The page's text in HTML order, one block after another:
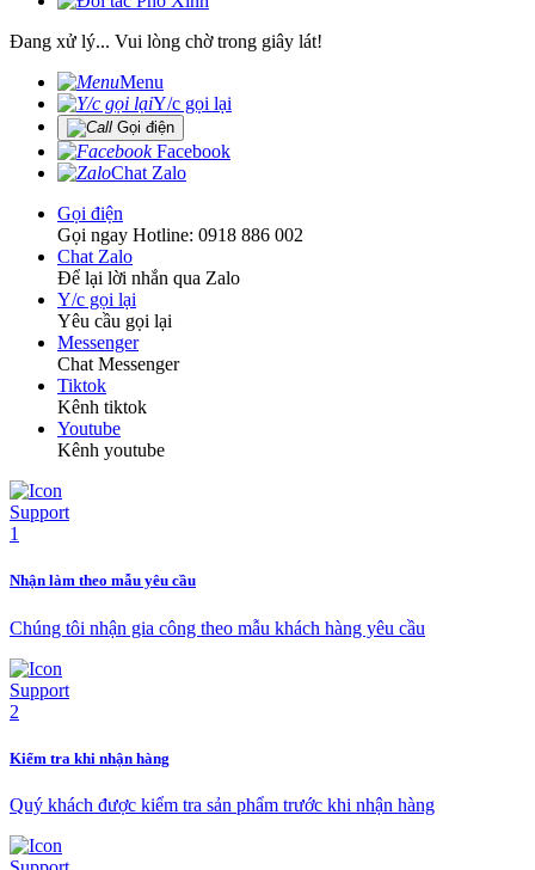
Đang xử lý... Vui lòng chờ trong giây lát!
Menu
Y/c gọi lại
Gọi điện
Facebook
Chat Zalo
Gọi điện
Gọi ngay Hotline: 0918 886 002
Chat Zalo
Để lại lời nhắn qua Zalo
Y/c gọi lại
Yêu cầu gọi lại
Messenger
Chat Messenger
Tiktok
Kênh tiktok
Youtube
Kênh youtube
Nhận làm theo mẫu yêu cầu
Chúng tôi nhận gia công theo mẫu khách hàng yêu cầu
Kiểm tra khi nhận hàng
Quý khách được kiểm tra sản phẩm trước khi nhận hàng